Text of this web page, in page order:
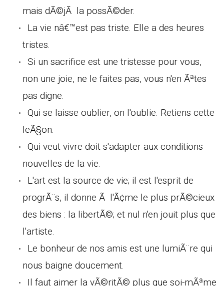
mais dÃ©jÃ la possÃ©der.
La vie nâ€™est pas triste. Elle a des heures
tristes.
Si un sacrifice est une tristesse pour vous,
non une joie, ne le faites pas, vous n'en Ãªtes
pas digne.
Qui se laisse oublier, on l'oublie. Retiens cette
leÃ§on.
Qui veut vivre doit s'adapter aux conditions
nouvelles de la vie.
L'art est la source de vie; il est l'esprit de
progrÃ¨s, il donne Ã l'Ã¢me le plus prÃ©cieux
des biens : la libertÃ©; et nul n'en jouit plus que
l'artiste.
Le bonheur de nos amis est une lumiÃ¨re qui
nous baigne doucement.
Il faut aimer la vÃ©ritÃ© plus que soi-mÃªme